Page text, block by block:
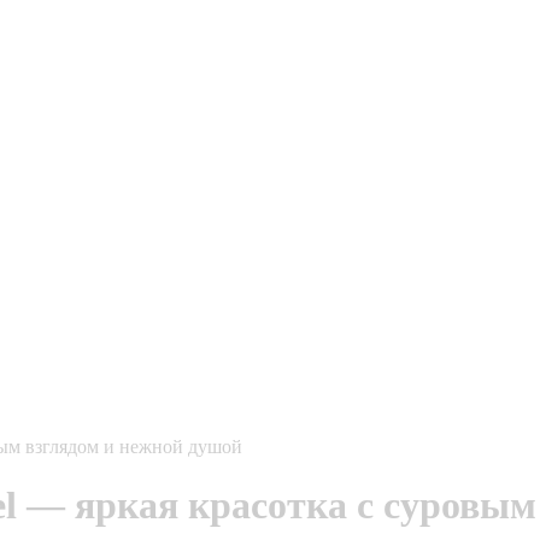
взглядом и нежной душой
— яркая красотка с